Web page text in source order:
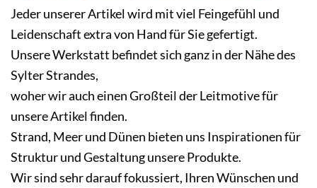
Jeder unserer Artikel wird mit viel Feingefühl und
Leidenschaft extra von Hand für Sie gefertigt.
Unsere Werkstatt befindet sich ganz in der Nähe des
Sylter Strandes,
woher wir auch einen Großteil der Leitmotive für
unsere Artikel finden.
Strand, Meer und Dünen bieten uns Inspirationen für
Struktur und Gestaltung unsere Produkte.
Wir sind sehr darauf fokussiert, Ihren Wünschen und